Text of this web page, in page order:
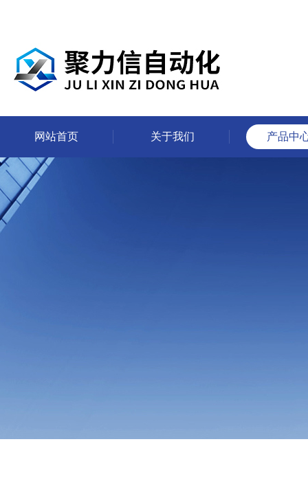
网站首页 关于我们 产品中